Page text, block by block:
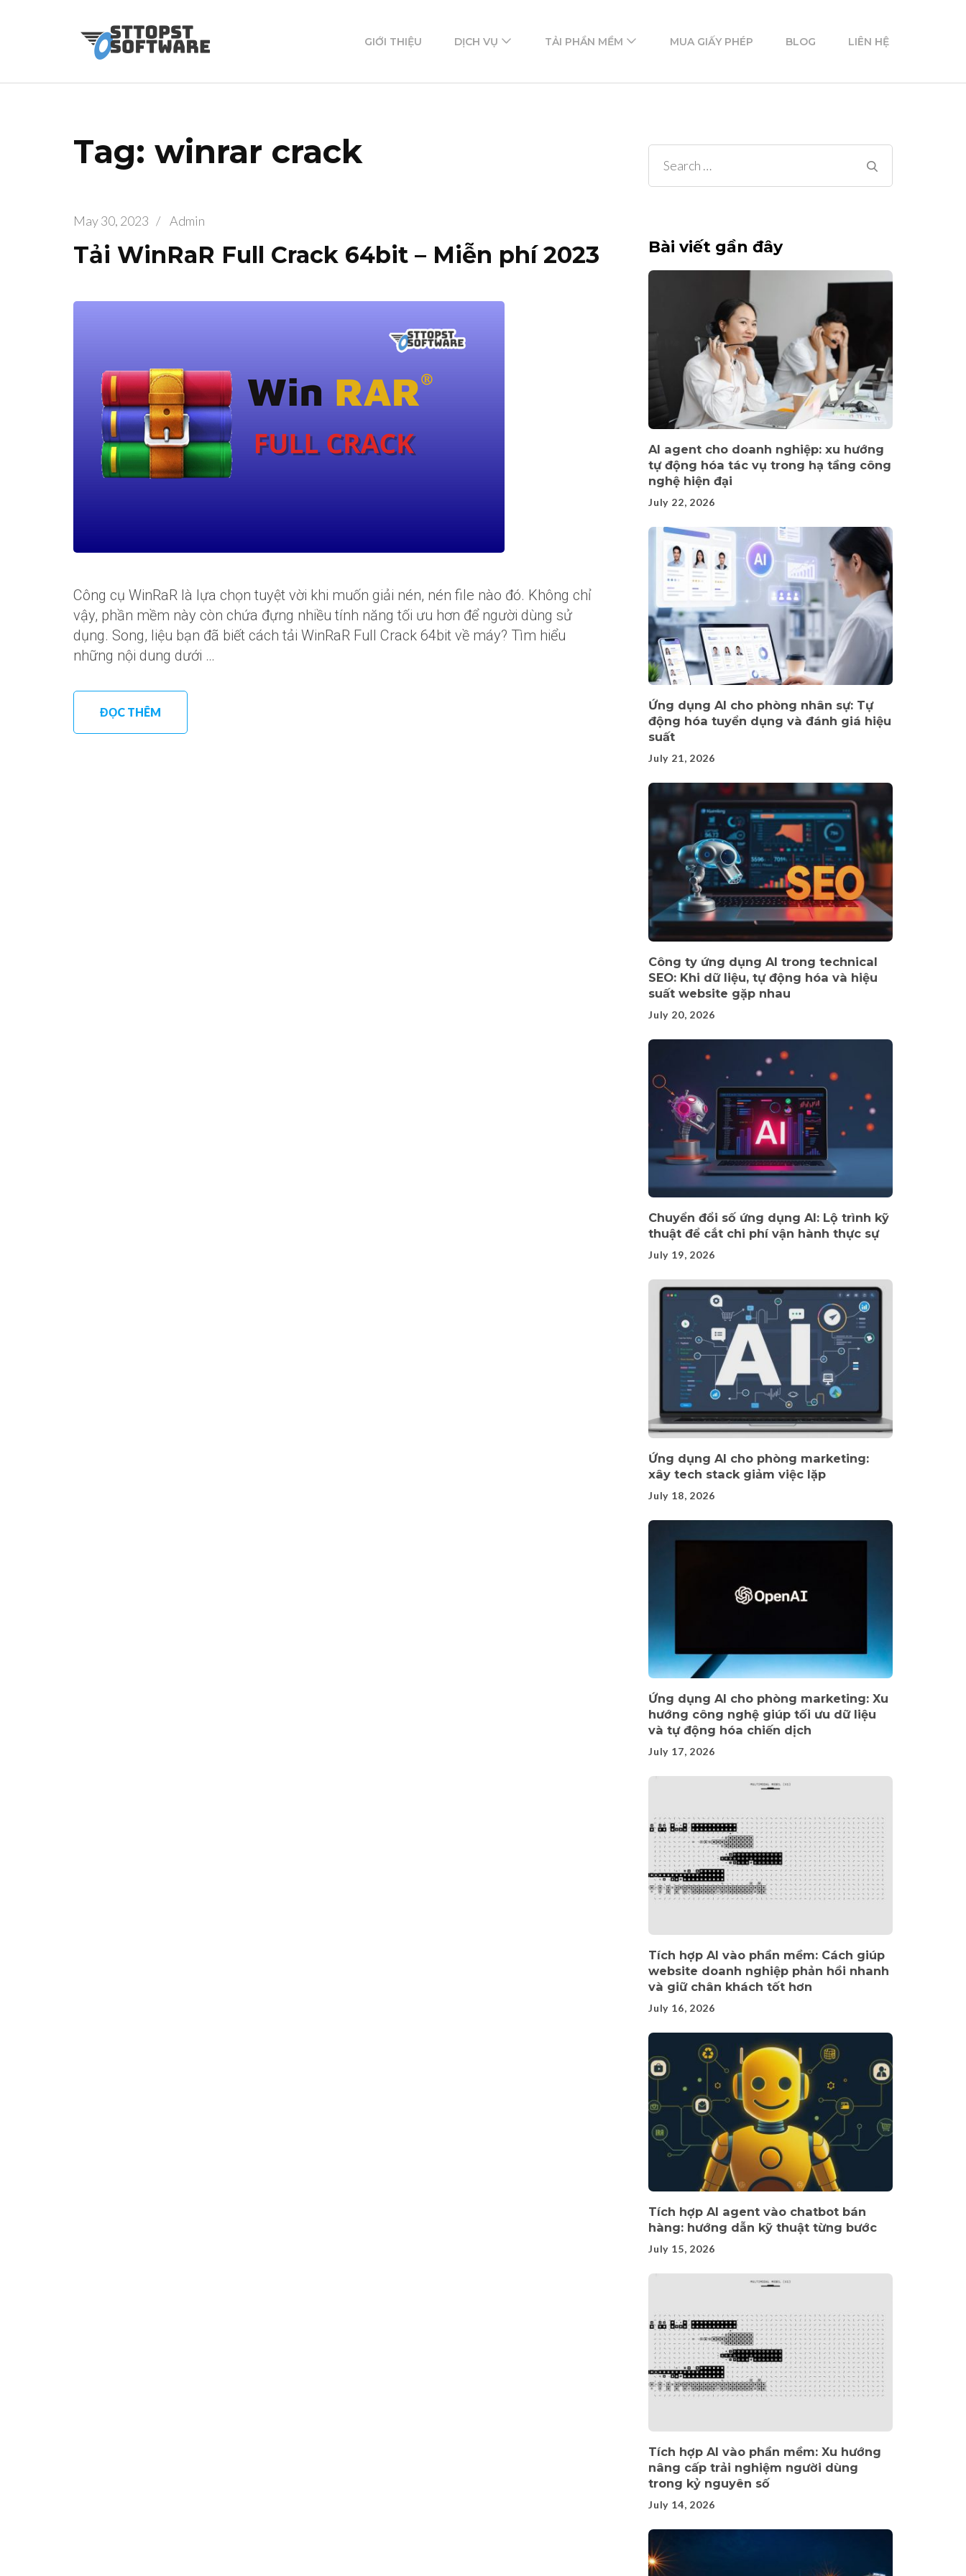
GIỚI THIỆU DỊCH VỤ TẢI PHẦN MỀM MUA GIẤY PHÉP BLOG LIÊN HỆ
Tag: winrar crack
May 30, 2023 / Admin
Tải WinRaR Full Crack 64bit – Miễn phí 2023
Công cụ WinRaR là lựa chọn tuyệt vời khi muốn giải nén, nén file nào đó. Không chỉ
vậy, phần mềm này còn chứa đựng nhiều tính năng tối ưu hơn để người dùng sử
dụng. Song, liệu bạn đã biết cách tải WinRaR Full Crack 64bit về máy? Tìm hiểu
những nội dung dưới …
ĐỌC THÊM
Search
for:
Bài viết gần đây
AI agent cho doanh nghiệp: xu hướng
tự động hóa tác vụ trong hạ tầng công
nghệ hiện đại
July 22, 2026
Ứng dụng AI cho phòng nhân sự: Tự
động hóa tuyển dụng và đánh giá hiệu
suất
July 21, 2026
Công ty ứng dụng AI trong technical
SEO: Khi dữ liệu, tự động hóa và hiệu
suất website gặp nhau
July 20, 2026
Chuyển đổi số ứng dụng AI: Lộ trình kỹ
thuật để cắt chi phí vận hành thực sự
July 19, 2026
Ứng dụng AI cho phòng marketing:
xây tech stack giảm việc lặp
July 18, 2026
Ứng dụng AI cho phòng marketing: Xu
hướng công nghệ giúp tối ưu dữ liệu
và tự động hóa chiến dịch
July 17, 2026
Tích hợp AI vào phần mềm: Cách giúp
website doanh nghiệp phản hồi nhanh
và giữ chân khách tốt hơn
July 16, 2026
Tích hợp AI agent vào chatbot bán
hàng: hướng dẫn kỹ thuật từng bước
July 15, 2026
Tích hợp AI vào phần mềm: Xu hướng
nâng cấp trải nghiệm người dùng
trong kỷ nguyên số
July 14, 2026